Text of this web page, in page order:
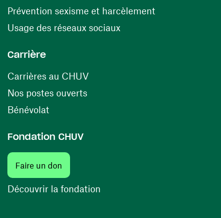
Prévention sexisme et harcèlement
Usage des réseaux sociaux(opens in a new
Carrière
Carrières au CHUV(opens in a new window)
Nos postes ouverts(opens in a new window)
Bénévolat
Fondation CHUV
Faire un don
Découvrir la fondation